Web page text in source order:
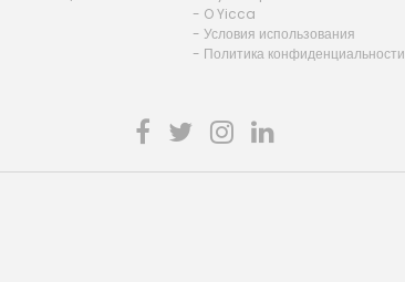
- O Yicca
- Условия использования
- Политика конфиденциальности